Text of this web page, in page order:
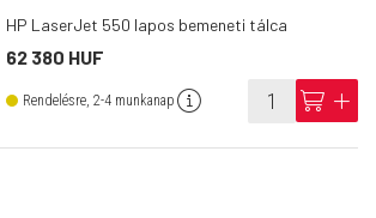
HP LaserJet 550 lapos bemeneti tálca
62 380 HUF
Rendelésre, 2-4 munkanap info cart add